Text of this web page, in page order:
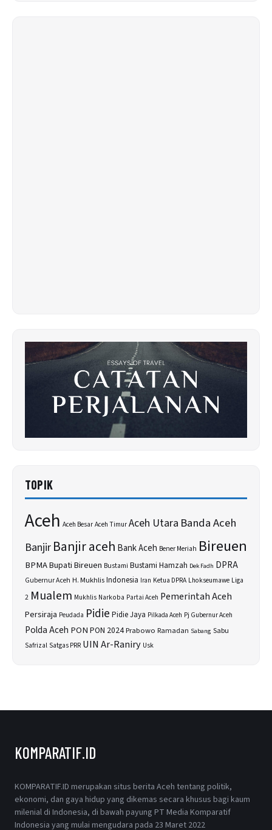
TOPIK
Aceh Aceh BesarAceh TimurAceh Utara Banda Aceh
BanjirBanjir aceh Bank Aceh Bener Meriah Bireuen
BPMABupati Bireuen Bustami Bustami Hamzah Dek Fadh DPRA
Gubernur Aceh H. MukhlisIndonesia Iran Ketua DPRA Lhokseumawe Liga
2 Mualem Mukhlis Narkoba Partai Aceh Pemerintah Aceh
Persiraja Peudada Pidie Pidie Jaya Pilkada Aceh Pj Gubernur Aceh
Polda Aceh PON PON 2024Prabowo Ramadan Sabang Sabu
SafrizalSatgas PRR UIN Ar-Raniry Usk
KOMPARATIF.ID
KOMPARATIF.ID merupakan situs berita Aceh tentang politik,
ekonomi, dan gaya hidup yang dikemas secara khusus bagi kaum
milenial di Indonesia, di bawah payung PT Media Komparatif
Indonesia yang mulai mengudara pada 23 Maret 2022